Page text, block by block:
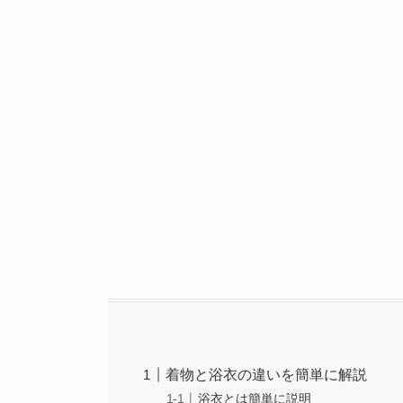
着物と浴衣の違いを簡単に解説
浴衣とは簡単に説明